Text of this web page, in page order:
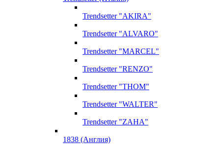
Trendsetter "AKIRA"
Trendsetter "ALVARO"
Trendsetter "MARCEL"
Trendsetter "RENZO"
Trendsetter "THOM"
Trendsetter "WALTER"
Trendsetter "ZAHA"
1838 (Англия)